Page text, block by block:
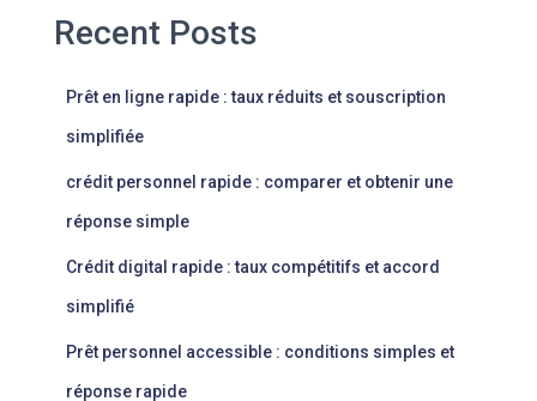
Recent Posts
Prêt en ligne rapide : taux réduits et souscription
simplifiée
crédit personnel rapide : comparer et obtenir une
réponse simple
Crédit digital rapide : taux compétitifs et accord
simplifié
Prêt personnel accessible : conditions simples et
réponse rapide